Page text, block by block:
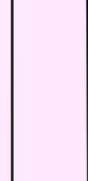
体験談12選｜
ション（アフィ
いけど、本当に
然です。転職は
ありません。だか